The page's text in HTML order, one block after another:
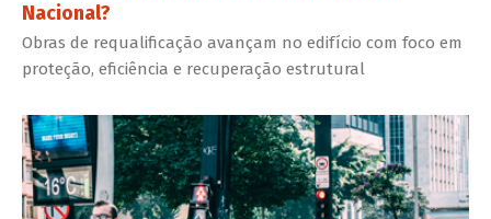
Nacional?
Obras de requalificação avançam no edifício com foco em
proteção, eficiência e recuperação estrutural